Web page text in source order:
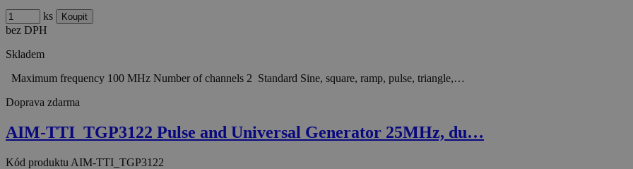
ks
bez DPH
Skladem
Maximum frequency 100 MHz Number of channels 2 Standard Sine, square, ramp, pulse, triangle,…
Doprava zdarma
AIM-TTI_TGP3122 Pulse and Universal Generator 25MHz, du…
Kód produktu AIM-TTI_TGP3122